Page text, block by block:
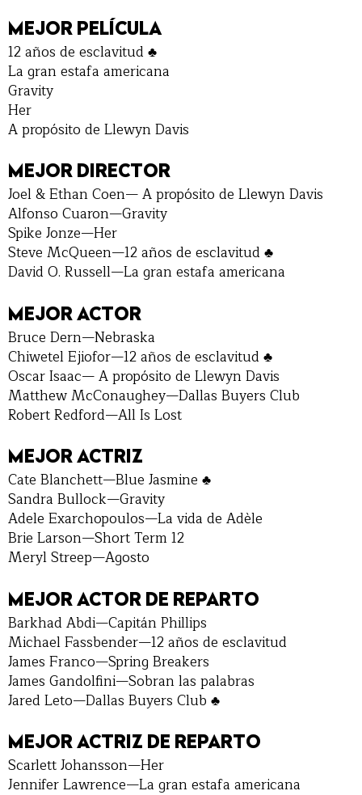
MEJOR PELÍCULA
12 años de esclavitud ♣
La gran estafa americana
Gravity
Her
A propósito de Llewyn Davis
MEJOR DIRECTOR
Joel & Ethan Coen— A propósito de Llewyn Davis
Alfonso Cuaron—Gravity
Spike Jonze—Her
Steve McQueen—12 años de esclavitud ♣
David O. Russell—La gran estafa americana
MEJOR ACTOR
Bruce Dern—Nebraska
Chiwetel Ejiofor—12 años de esclavitud ♣
Oscar Isaac— A propósito de Llewyn Davis
Matthew McConaughey—Dallas Buyers Club
Robert Redford—All Is Lost
MEJOR ACTRIZ
Cate Blanchett—Blue Jasmine ♣
Sandra Bullock—Gravity
Adele Exarchopoulos—La vida de Adèle
Brie Larson—Short Term 12
Meryl Streep—Agosto
MEJOR ACTOR DE REPARTO
Barkhad Abdi—Capitán Phillips
Michael Fassbender—12 años de esclavitud
James Franco—Spring Breakers
James Gandolfini—Sobran las palabras
Jared Leto—Dallas Buyers Club ♣
MEJOR ACTRIZ DE REPARTO
Scarlett Johansson—Her
Jennifer Lawrence—La gran estafa americana